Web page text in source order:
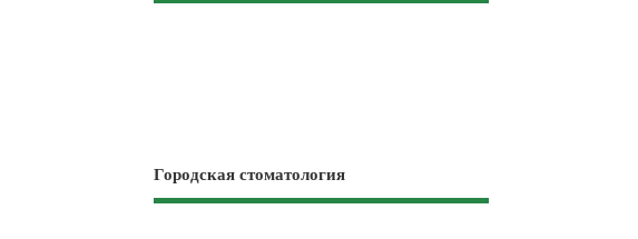
Городская стоматология